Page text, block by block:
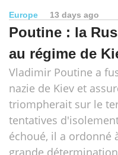
Europe 13 days ago
Poutine : la
au régime de
Vladimir Poutine a
nazie de Kiev et
triompherait sur le
tentatives
échoué, il a ordonné
grande